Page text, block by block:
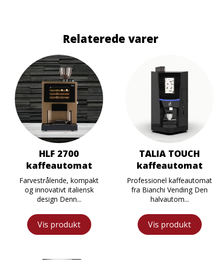
Relaterede varer
HLF 2700
kaffeautomat
Farvestrålende, kompakt
og innovativt italiensk
design Denn...
Vis produkt
TALIA TOUCH
kaffeautomat
Professionel kaffeautomat
fra Bianchi Vending Den
halvautom...
Vis produkt